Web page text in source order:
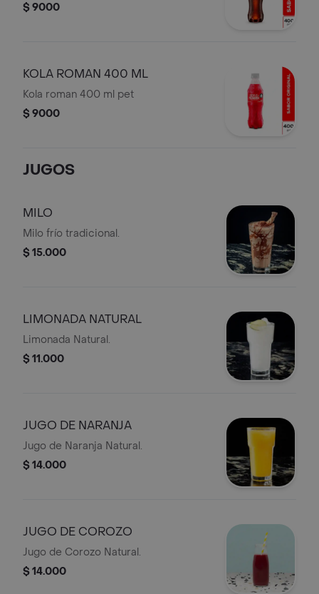
$ 9000
KOLA ROMAN 400 ML
Kola roman 400 ml pet
$ 9000
JUGOS
MILO
Milo frío tradicional.
$ 15.000
LIMONADA NATURAL
Limonada Natural.
$ 11.000
JUGO DE NARANJA
Jugo de Naranja Natural.
$ 14.000
JUGO DE COROZO
Jugo de Corozo Natural.
$ 14.000